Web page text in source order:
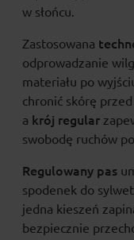
w słońcu.
Zastosowana
odprowadzanie
materiału po
chronić skórę
a krój regular
swobodę ruchów
Regulowany pas
spodenek do
jedna kieszeń
bezpiecznie